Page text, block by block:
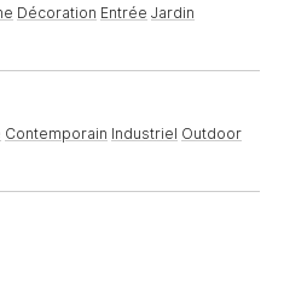
Décoration Entrée Jardin
Contemporain Industriel Outdoor